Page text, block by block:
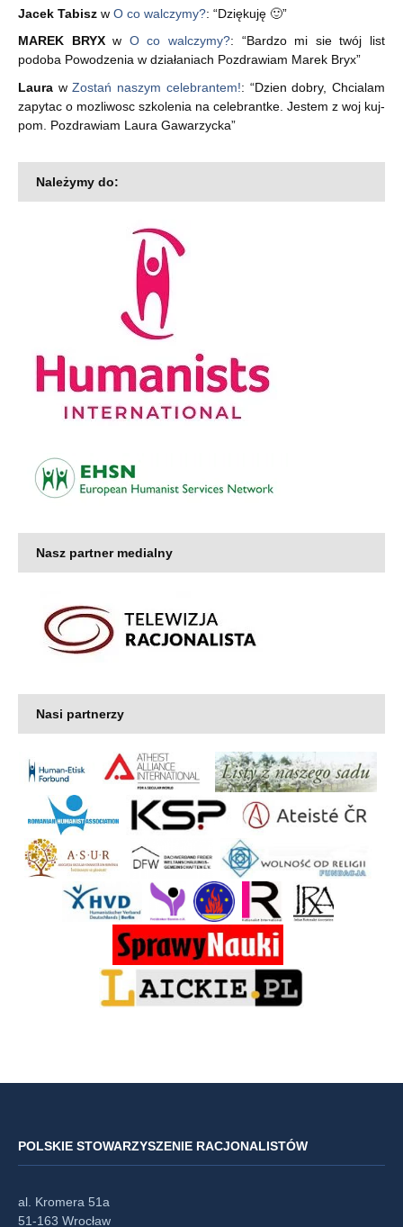
Jacek Tabisz w O co walczymy?: “Dziękuję 🙂”
MAREK BRYXw O co walczymy?: “Bardzo mi sie twój list
podoba Powodzenia w działaniach Pozdrawiam Marek Bryx”
Laura wZostań naszym celebrantem!: “Dzien dobry, Chcialam
zapytac o mozliwosc szkolenia na celebrantke. Jestem z woj kuj-
pom. Pozdrawiam Laura Gawarzycka”
Należymy do:
Nasz partner medialny
Nasi partnerzy
POLSKIE STOWARZYSZENIE RACJONALISTÓW
al. Kromera 51a
51-163 Wrocław